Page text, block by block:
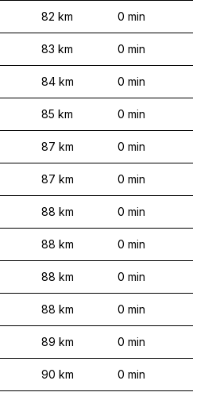
82 km 0 min
83 km 0 min
84 km 0 min
85 km 0 min
87 km 0 min
87 km 0 min
88 km 0 min
88 km 0 min
88 km 0 min
88 km 0 min
89 km 0 min
90 km 0 min